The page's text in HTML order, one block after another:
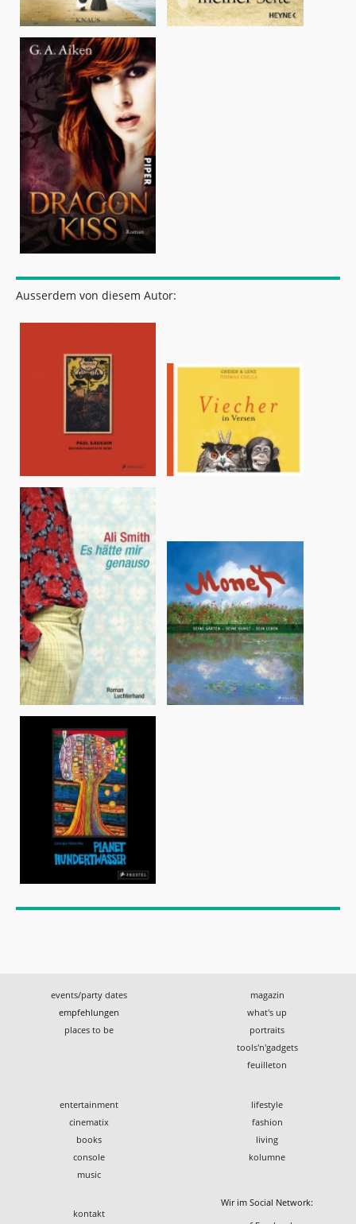
Ausserdem von diesem Autor:
events/party dates
empfehlungen
places to be
magazin
what's up
portraits
tools'n'gadgets
feuilleton
entertainment
cinematix
books
console
music
lifestyle
fashion
living
kolumne
kontakt
Wir im Social Network: